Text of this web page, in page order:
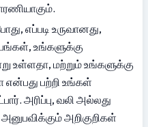
எப்படி உருவானது,
உங்களுக்கு
உள்ளதா, மற்றும் உங்களுக்கு
என்பது பற்றி உங்கள்
அரிப்பு, வலி அல்லது
அறிகுறிகள்